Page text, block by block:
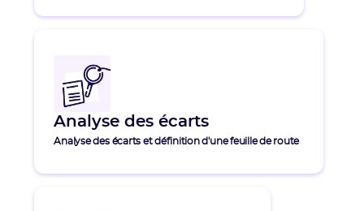
Analyse des écarts
Analyse des écarts et définition d'une feuille de route